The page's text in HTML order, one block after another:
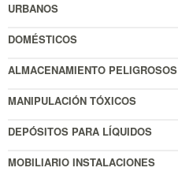
URBANOS
DOMÉSTICOS
ALMACENAMIENTO PELIGROSOS
MANIPULACIÓN TÓXICOS
DEPÓSITOS PARA LÍQUIDOS
MOBILIARIO INSTALACIONES